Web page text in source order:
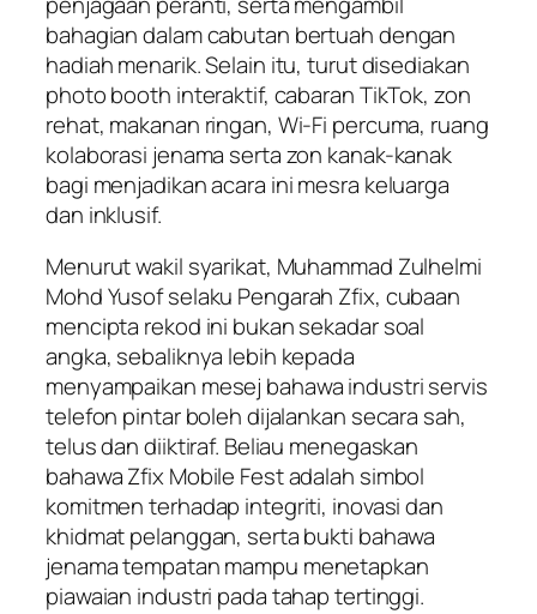
bahagian dalam cabutan bertuah dengan
hadiah menarik. Selain itu, turut disediakan
photo booth interaktif, cabaran TikTok, zon
rehat, makanan ringan, Wi-Fi percuma, ruang
kolaborasi jenama serta zon kanak-kanak
bagi menjadikan acara ini mesra keluarga
dan inklusif.
Menurut wakil syarikat, Muhammad Zulhelmi
Mohd Yusof selaku Pengarah Zfix, cubaan
mencipta rekod ini bukan sekadar soal
angka, sebaliknya lebih kepada
menyampaikan mesej bahawa industri servis
telefon pintar boleh dijalankan secara sah,
telus dan diiktiraf. Beliau menegaskan
bahawa Zfix Mobile Fest adalah simbol
komitmen terhadap integriti, inovasi dan
khidmat pelanggan, serta bukti bahawa
jenama tempatan mampu menetapkan
piawaian industri pada tahap tertinggi.